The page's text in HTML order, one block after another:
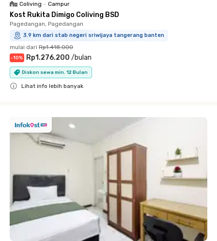
Coliving • Campur
Kost Rukita Dimigo Coliving BSD
Pagedangan, Pagedangan
3.9 km dari stab negeri sriwijaya tangerang banten
mulai dari Rp1.418.000
-10% Rp1.276.200 /bulan
Diskon sewa min. 12 Bulan
Lihat info lebih banyak